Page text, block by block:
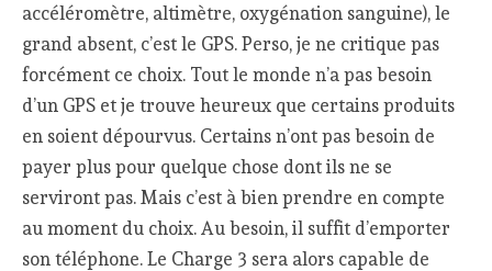
accéléromètre, altimètre, oxygénation sanguine), le
grand absent, c’est le GPS. Perso, je ne critique pas
forcément ce choix. Tout le monde n’a pas besoin
d’un GPS et je trouve heureux que certains produits
en soient dépourvus. Certains n’ont pas besoin de
payer plus pour quelque chose dont ils ne se
serviront pas. Mais c’est à bien prendre en compte
au moment du choix. Au besoin, il suffit d’emporter
son téléphone. Le Charge 3 sera alors capable de